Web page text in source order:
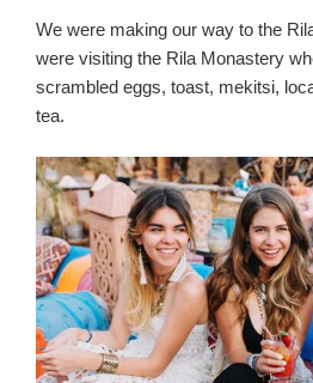
We were making our way to the
were visiting the Rila Monastery
scrambled eggs, toast, mekitsi,
tea.